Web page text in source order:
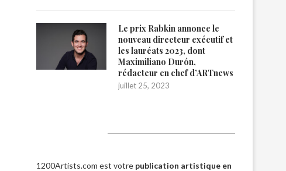
Le prix Rabkin annonce le
nouveau directeur exécutif et
les lauréats 2023, dont
Maximiliano Durón,
rédacteur en chef d’ARTnews
juillet 25, 2023
1200Artists.com est votre publication artistique en